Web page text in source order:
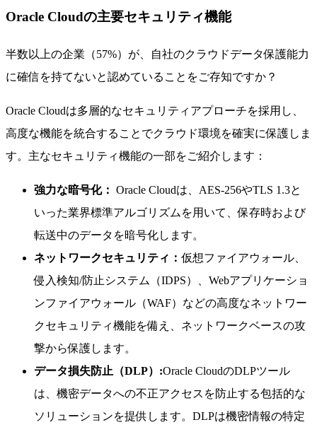
Oracle Cloudの主要セキュリティ機能
半数以上の企業（57%）が、自社のクラウドデータ保護能力
に確信を持てないと認めていることをご存知ですか？
Oracle Cloudは多層的なセキュリティアプローチを採用し、
高度な機能を統合することでクラウド環境を確実に保護しま
す。主なセキュリティ機能の一部をご紹介します：
強力な暗号化： Oracle Cloudは、AES-256やTLS 1.3と
いった業界標準アルゴリズムを用いて、保存時および
転送中のデータを暗号化します。
ネットワークセキュリティ： 仮想ファイアウォール、
侵入検知/防止システム（IDPS）、Webアプリケーショ
ンファイアウォール（WAF）などの高度なネットワー
クセキュリティ機能を備え、ネットワークベースの攻
撃から保護します。
データ損失防止（DLP）:Oracle CloudのDLPツール
は、機密データへの不正アクセスを防止する包括的な
ソリューションを提供します。DLPは機密情報の特定